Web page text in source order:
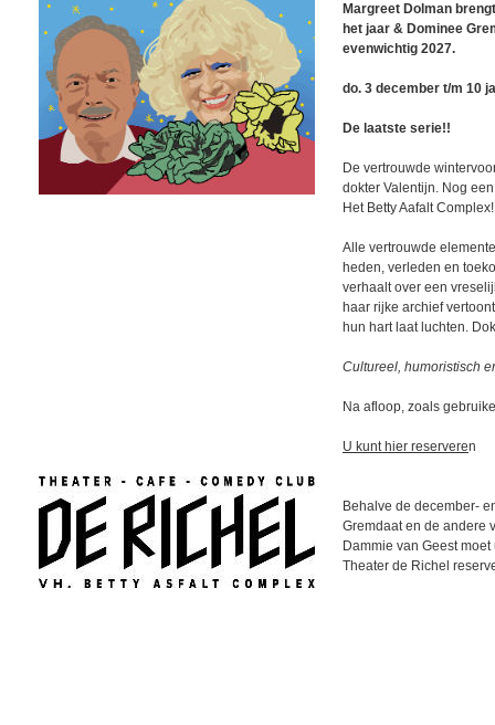
Margreet Dolman
het jaar & Dominee
evenwichtig 2027.
do. 3 december t/m 10
De laatste serie!!
De vertrouwde
dokter Valentijn. Nog
Het Betty Aafalt
Alle vertrouwde
heden, verleden en
verhaalt over een
haar rijke archief
hun hart laat luchten.
Cultureel, humoristisch
Na afloop, zoals
U kunt hier reserveren
Behalve de december-
Gremdaat en de andere
Dammie van Geest
Theater de Richel